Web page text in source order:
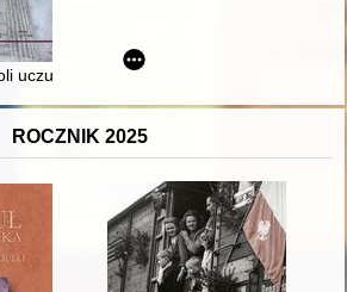
uczuć : przyjaźń, miłość, nienawiść w
ROCZNIK 2025